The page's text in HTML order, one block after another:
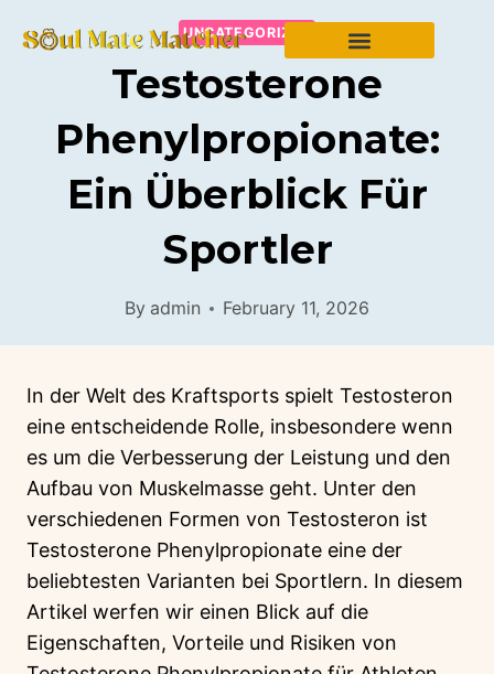
UNCATEGORIZED
Testosterone
Phenylpropionate:
Ein Überblick Für
Sportler
By admin February 11, 2026
In der Welt des Kraftsports spielt Testosteron
eine entscheidende Rolle, insbesondere wenn
es um die Verbesserung der Leistung und den
Aufbau von Muskelmasse geht. Unter den
verschiedenen Formen von Testosteron ist
Testosterone Phenylpropionate eine der
beliebtesten Varianten bei Sportlern. In diesem
Artikel werfen wir einen Blick auf die
Eigenschaften, Vorteile und Risiken von